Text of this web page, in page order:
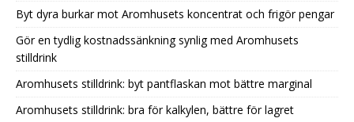
Byt dyra burkar mot Aromhusets koncentrat och frigör pengar
Gör en tydlig kostnadssänkning synlig med Aromhusets
stilldrink
Aromhusets stilldrink: byt pantflaskan mot bättre marginal
Aromhusets stilldrink: bra för kalkylen, bättre för lagret